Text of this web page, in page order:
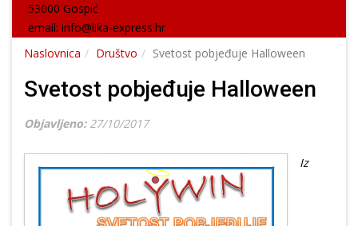
53000 Gospić
email: info@lika-express.hr
Naslovnica
Društvo Svetost pobjeđuje Halloween
Svetost pobjeđuje Halloween
Objavljeno: 27/10/2017
Iz